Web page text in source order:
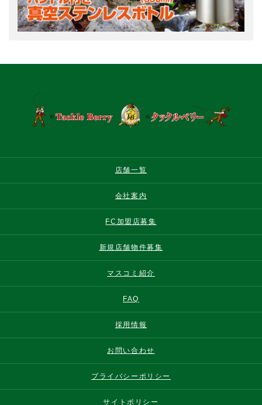
店舗一覧
会社案内
FC加盟店募集
新規店舗物件募集
マスコミ紹介
FAQ
採用情報
お問い合わせ
プライバシーポリシー
サイトポリシー